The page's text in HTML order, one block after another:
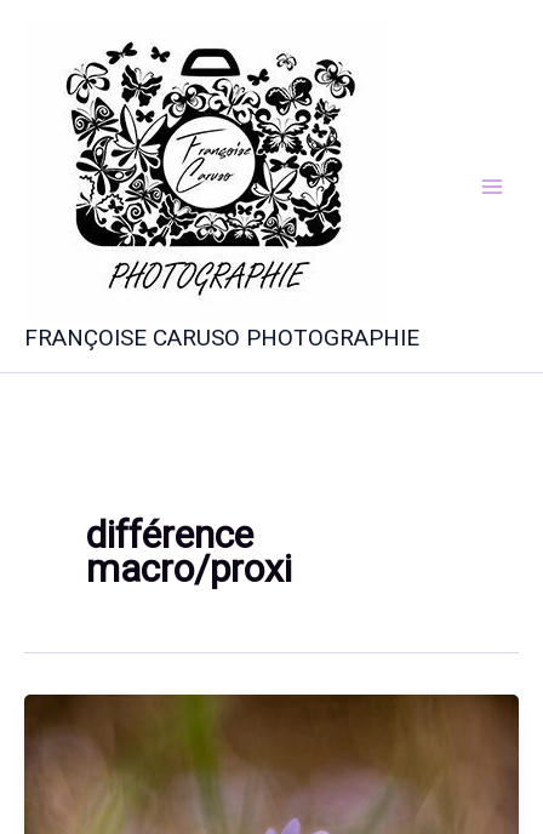
contenu
FRANÇOISE CARUSO PHOTOGRAPHIE
différence
macro/proxi